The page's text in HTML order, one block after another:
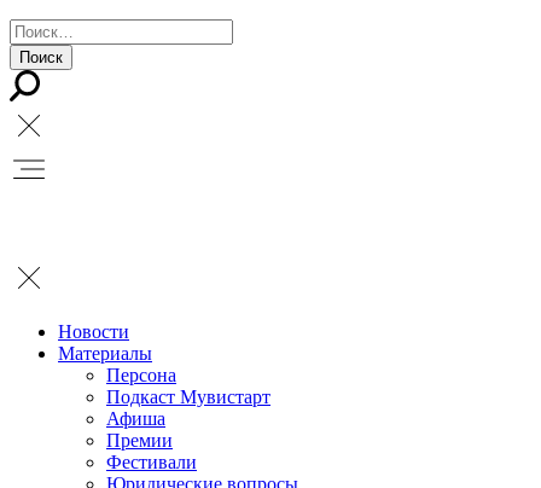
Новости
Материалы
Персона
Подкаст Мувистарт
Афиша
Премии
Фестивали
Юридические вопросы